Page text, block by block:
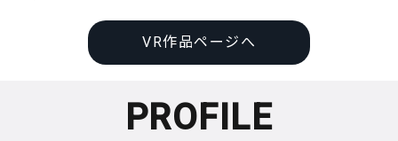
VR作品ページへ
PROFILE